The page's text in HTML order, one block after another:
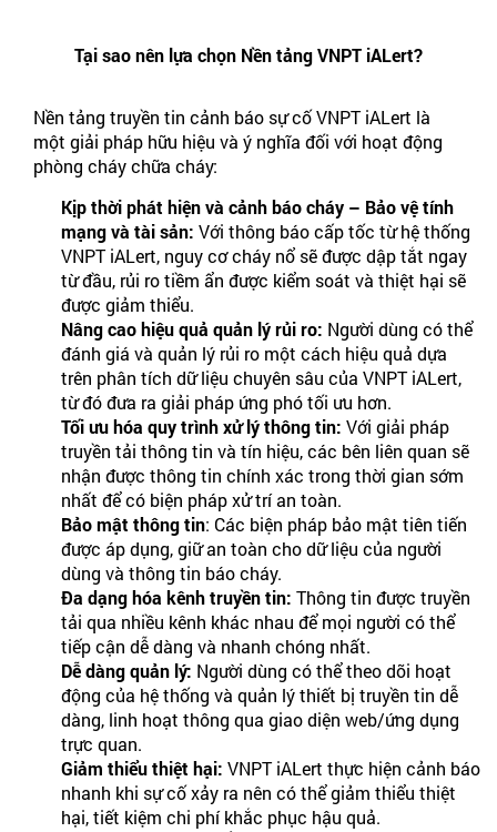
Tại sao nên lựa chọn Nền tảng VNPT iALert?
Nền tảng truyền tin cảnh báo sự cố VNPT iALert là
một giải pháp hữu hiệu và ý nghĩa đối với hoạt động
phòng cháy chữa cháy:
Kịp thời phát hiện và cảnh báo cháy – Bảo vệ tính
mạng và tài sản: Với thông báo cấp tốc từ hệ thống
VNPT iALert, nguy cơ cháy nổ sẽ được dập tắt ngay
từ đầu, rủi ro tiềm ẩn được kiểm soát và thiệt hại sẽ
được giảm thiểu.
Nâng cao hiệu quả quản lý rủi ro: Người dùng có thể
đánh giá và quản lý rủi ro một cách hiệu quả dựa
trên phân tích dữ liệu chuyên sâu của VNPT iALert,
từ đó đưa ra giải pháp ứng phó tối ưu hơn.
Tối ưu hóa quy trình xử lý thông tin: Với giải pháp
truyền tải thông tin và tín hiệu, các bên liên quan sẽ
nhận được thông tin chính xác trong thời gian sớm
nhất để có biện pháp xử trí an toàn.
Bảo mật thông tin: Các biện pháp bảo mật tiên tiến
được áp dụng, giữ an toàn cho dữ liệu của người
dùng và thông tin báo cháy.
Đa dạng hóa kênh truyền tin: Thông tin được truyền
tải qua nhiều kênh khác nhau để mọi người có thể
tiếp cận dễ dàng và nhanh chóng nhất.
Dễ dàng quản lý: Người dùng có thể theo dõi hoạt
động của hệ thống và quản lý thiết bị truyền tin dễ
dàng, linh hoạt thông qua giao diện web/ứng dụng
trực quan.
Giảm thiểu thiệt hại: VNPT iALert thực hiện cảnh báo
nhanh khi sự cố xảy ra nên có thể giảm thiểu thiệt
hại, tiết kiệm chi phí khắc phục hậu quả.